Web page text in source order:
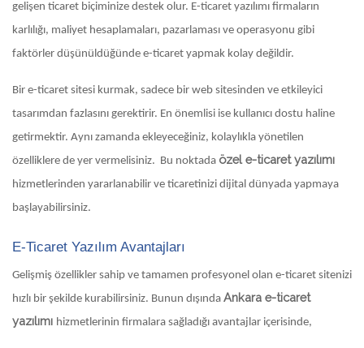
gelişen ticaret biçiminize destek olur. E-ticaret yazılımı firmaların
karlılığı, maliyet hesaplamaları, pazarlaması ve operasyonu gibi
faktörler düşünüldüğünde e-ticaret yapmak kolay değildir.
Bir e-ticaret sitesi kurmak, sadece bir web sitesinden ve etkileyici
tasarımdan fazlasını gerektirir. En önemlisi ise kullanıcı dostu haline
getirmektir. Aynı zamanda ekleyeceğiniz, kolaylıkla yönetilen
özelliklere de yer vermelisiniz. Bu noktada özel e-ticaret yazılımı
hizmetlerinden yararlanabilir ve ticaretinizi dijital dünyada yapmaya
başlayabilirsiniz.
E-Ticaret Yazılım Avantajları
Gelişmiş özellikler sahip ve tamamen profesyonel olan e-ticaret sitenizi
hızlı bir şekilde kurabilirsiniz. Bunun dışında Ankara e-ticaret
yazılımı hizmetlerinin firmalara sağladığı avantajlar içerisinde,